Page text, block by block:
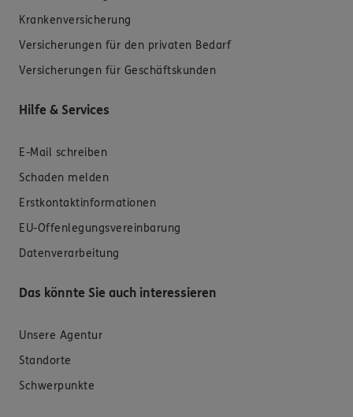
Krankenversicherung
Versicherungen für den privaten Bedarf
Versicherungen für Geschäftskunden
Hilfe & Services
E-Mail schreiben
Schaden melden
Erstkontaktinformationen
EU-Offenlegungsvereinbarung
Datenverarbeitung
Das könnte Sie auch interessieren
Unsere Agentur
Standorte
Schwerpunkte